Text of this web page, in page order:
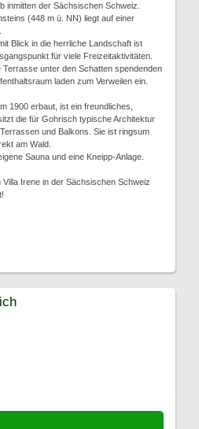
inmitten der Sächsischen Schweiz.
(448 m ü. NN) liegt auf einer
Blick in die herrliche Landschaft ist
für viele Freizeitaktivitäten.
unter den Schatten spendenden
laden zum Verweilen ein.
1900 erbaut, ist ein freundliches,
die für Gohrisch typische Architektur
und Balkons. Sie ist ringsum
am Wald.
Sauna und eine Kneipp-Anlage.
Irene in der Sächsischen Schweiz